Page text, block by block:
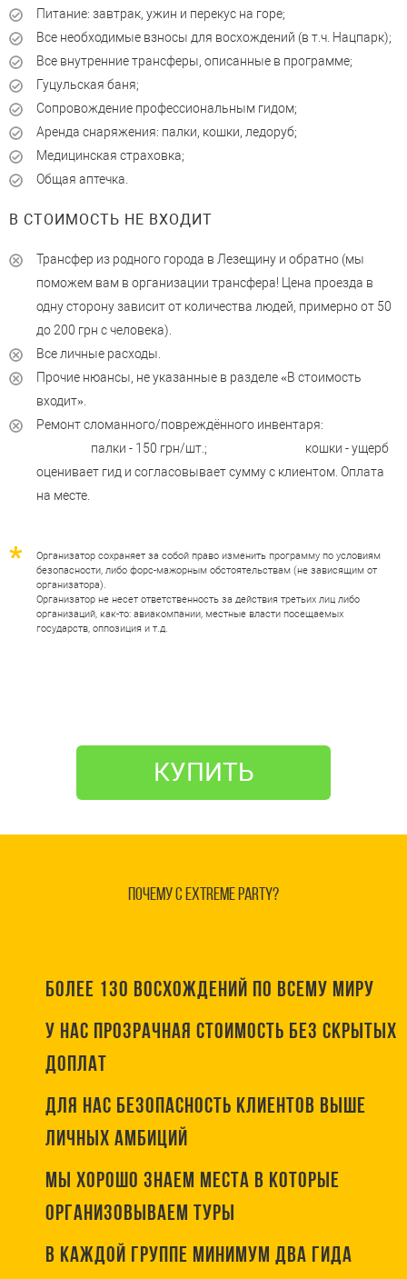
Питание: завтрак, ужин и перекус на горе;
Все необходимые взносы для восхождений (в т.ч. Нацпарк);
Все внутренние трансферы, описанные в программе;
Гуцульская баня;
Сопровождение профессиональным гидом;
Аренда снаряжения: палки, кошки, ледоруб;
Медицинская страховка;
Общая аптечка.
В СТОИМОСТЬ НЕ ВХОДИТ
Трансфер из родного города в Лезещину и обратно (мы
поможем вам в организации трансфера! Цена проезда в
одну сторону зависит от количества людей, примерно от 50
до 200 грн с человека).
Все личные расходы.
Прочие нюансы, не указанные в разделе «В стоимость
входит».
Ремонт сломанного/повреждённого инвентаря:
палки - 150 грн/шт.; кошки - ущерб
оценивает гид и согласовывает сумму с клиентом. Оплата
на месте.
Организатор сохраняет за собой право изменить программу по условиям
безопасности, либо форс-мажорным обстоятельствам (не зависящим от
организатора).
Организатор не несет ответственность за действия третьих лиц либо
организаций, как-то: авиакомпании, местные власти посещаемых
государств, оппозиция и т.д.
КУПИТЬ
ПОЧЕМУ С EXTREME PARTY?
БОЛЕЕ 130 ВОСХОЖДЕНИЙ ПО ВСЕМУ МИРУ
У НАС ПРОЗРАЧНАЯ СТОИМОСТЬ БЕЗ СКРЫТЫХ
ДОПЛАТ
ДЛЯ НАС БЕЗОПАСНОСТЬ КЛИЕНТОВ ВЫШЕ
ЛИЧНЫХ АМБИЦИЙ
МЫ ХОРОШО ЗНАЕМ МЕСТА В КОТОРЫЕ
ОРГАНИЗОВЫВАЕМ ТУРЫ
В КАЖДОЙ ГРУППЕ МИНИМУМ ДВА ГИДА